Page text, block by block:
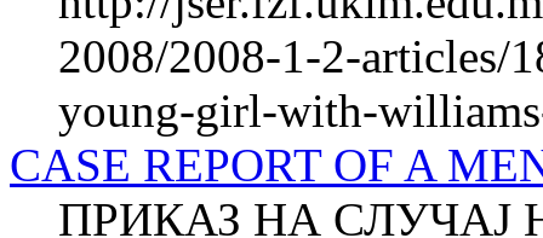
2008/2008-1-2-articles/
young-girl-with-
CASE REPORT OF A
ПРИКАЗ НА